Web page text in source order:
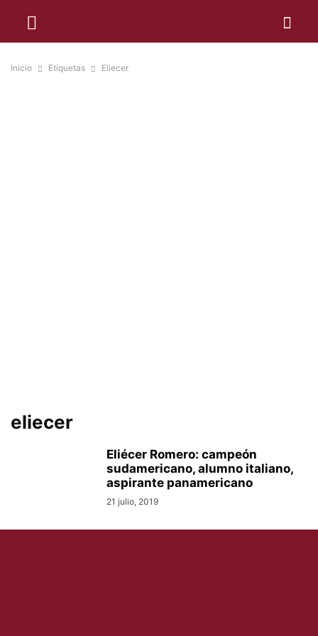
Inicio Etiquetas Eliecer
eliecer
Eliécer Romero: campeón
sudamericano, alumno italiano,
aspirante panamericano
21 julio, 2019